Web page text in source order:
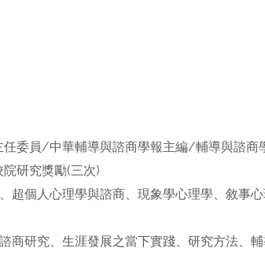
委員/中華輔導與諮商學報主編/輔導與諮商
研究獎勵(三次)
超個人心理學與諮商、現象學心理學、敘事
商研究、生涯發展之當下實踐、研究方法、